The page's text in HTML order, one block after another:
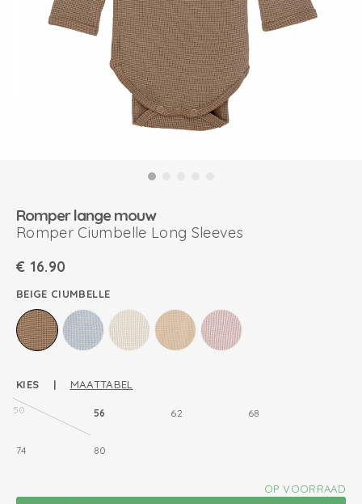
Romper lange mouw
Romper Ciumbelle Long Sleeves
€ 16.90
BEIGE CIUMBELLE
KIES | MAATTABEL
50 56 62 68
74 80
OP VOORRAAD